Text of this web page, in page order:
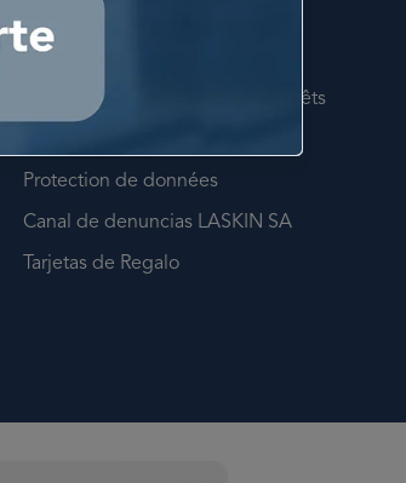
Información Útil
Points LASKIN
Payer en plusieurs fois sans intérêts
Protection de données
Canal de denuncias LASKIN SA
Tarjetas de Regalo